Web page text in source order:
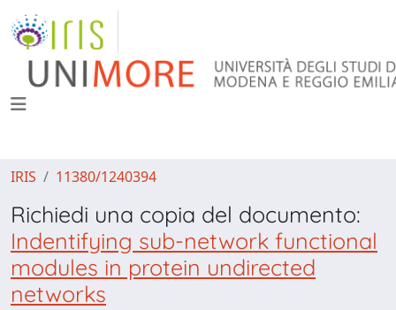
IRIS 11380/1240394
Richiedi una copia del documento:
Indentifying sub-network functional
modules in protein undirected
networks